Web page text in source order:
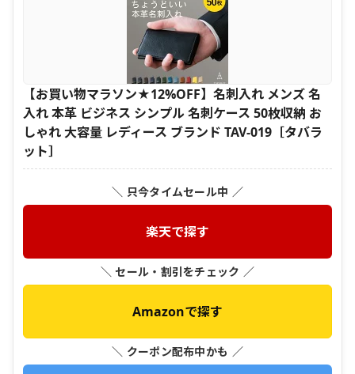
【お買い物マラソン★12%OFF】名刺入れ メンズ 名
入れ 本革 ビジネス シンプル 名刺ケース 50枚収納 お
しゃれ 大容量 レディース ブランド TAV-019［タバラ
ット］
＼ 只今タイムセール中 ／
楽天で探す
＼ セール・割引をチェック ／
Amazonで探す
＼ クーポン配布中かも ／